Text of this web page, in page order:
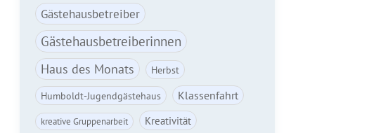
Gästehausbetreiber
Gästehausbetreiberinnen
Haus des Monats
Herbst
Humboldt-Jugendgästehaus
Klassenfahrt
kreative Gruppenarbeit Kreativität